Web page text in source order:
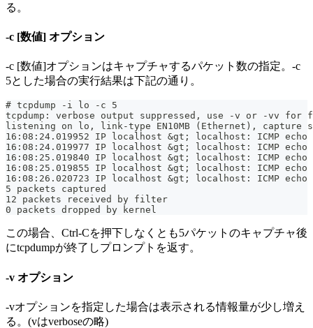
る。
-c [数値] オプション
-c [数値]オプションはキャプチャするパケット数の指定。-c
5とした場合の実行結果は下記の通り。
# tcpdump -i lo -c 5
tcpdump: verbose output suppressed, use -v or -vv for
listening on lo, link-type EN10MB (Ethernet), capture
16:08:24.019952 IP localhost &gt; localhost: ICMP
16:08:24.019977 IP localhost &gt; localhost: ICMP
16:08:25.019840 IP localhost &gt; localhost: ICMP
16:08:25.019855 IP localhost &gt; localhost: ICMP
16:08:26.020723 IP localhost &gt; localhost: ICMP
5 packets captured
12 packets received by filter
0 packets dropped by kernel
この場合、Ctrl-Cを押下しなくとも5パケットのキャプチャ後
にtcpdumpが終了しプロンプトを返す。
-v オプション
-vオプションを指定した場合は表示される情報量が少し増え
る。(vはverboseの略)